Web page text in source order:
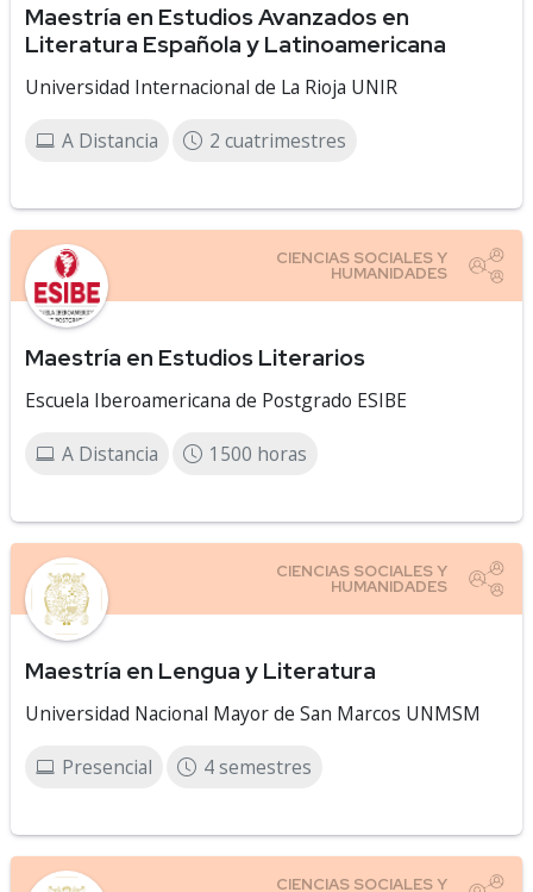
Maestría en Estudios Avanzados en
Literatura Española y Latinoamericana
Universidad Internacional de La Rioja UNIR
A Distancia 2 cuatrimestres
Maestría en Estudios Literarios
Escuela Iberoamericana de Postgrado ESIBE
A Distancia 1500 horas
Maestría en Lengua y Literatura
Universidad Nacional Mayor de San Marcos UNMSM
Presencial 4 semestres